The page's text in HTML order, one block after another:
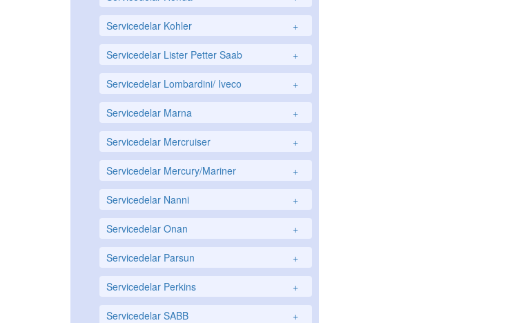
Servicedelar Kohler +
Servicedelar Lister Petter Saab +
Servicedelar Lombardini/ Iveco +
Servicedelar Marna +
Servicedelar Mercruiser +
Servicedelar Mercury/Mariner +
Servicedelar Nanni +
Servicedelar Onan +
Servicedelar Parsun +
Servicedelar Perkins +
Servicedelar SABB +